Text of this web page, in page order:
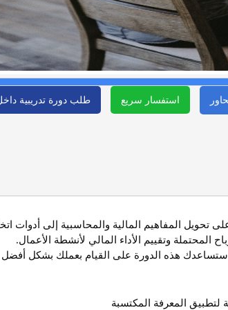
طلب دورة تدريبية استفسار سريع
المفاهيم المالية والمحاسبية إلى أدوات
المحتملة وتقييم الأداء المالي لأنشطة الأعمال.
ستساعدك هذه الدورة على القيام بعملك بشكل أفضل
لتطبيق المعرفة المكتسبة